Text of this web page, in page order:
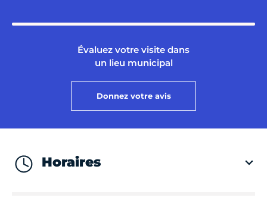
Évaluez votre visite dans
un lieu municipal
Donnez votre avis
Horaires